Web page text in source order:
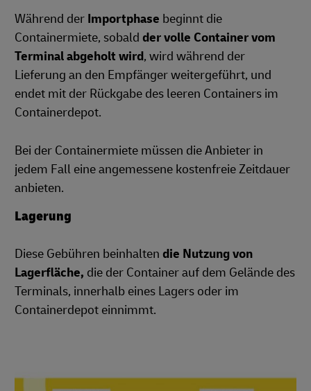
Während der Importphase beginnt die
Containermiete, sobald der volle Container vom
Terminal abgeholt wird, wird während der
Lieferung an den Empfänger weitergeführt, und
endet mit der Rückgabe des leeren Containers im
Containerdepot.
Bei der Containermiete müssen die Anbieter in
jedem Fall eine angemessene kostenfreie Zeitdauer
anbieten.
Lagerung
Diese Gebühren beinhalten die Nutzung von
Lagerfläche, die der Container auf dem Gelände des
Terminals, innerhalb eines Lagers oder im
Containerdepot einnimmt.